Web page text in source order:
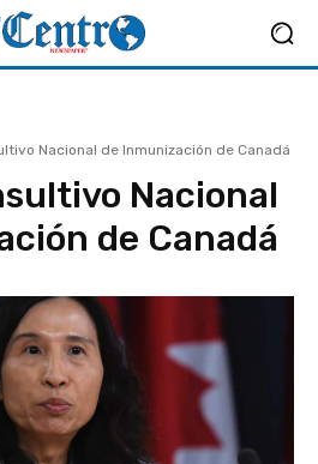
Nacional de Inmunización de Canadá
Nacional
de Canadá